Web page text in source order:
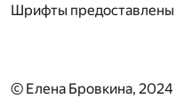
Шрифты предоставлены
© Елена Бровкина, 2024